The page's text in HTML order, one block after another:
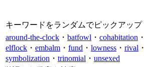
キーワードをランダムでピックアップ
around-the-clock ・ batfowl ・ cohabitation ・
elflock ・ embalm ・ fund ・ lowness ・ rival ・
symbolization ・ trinomial ・ unsexed